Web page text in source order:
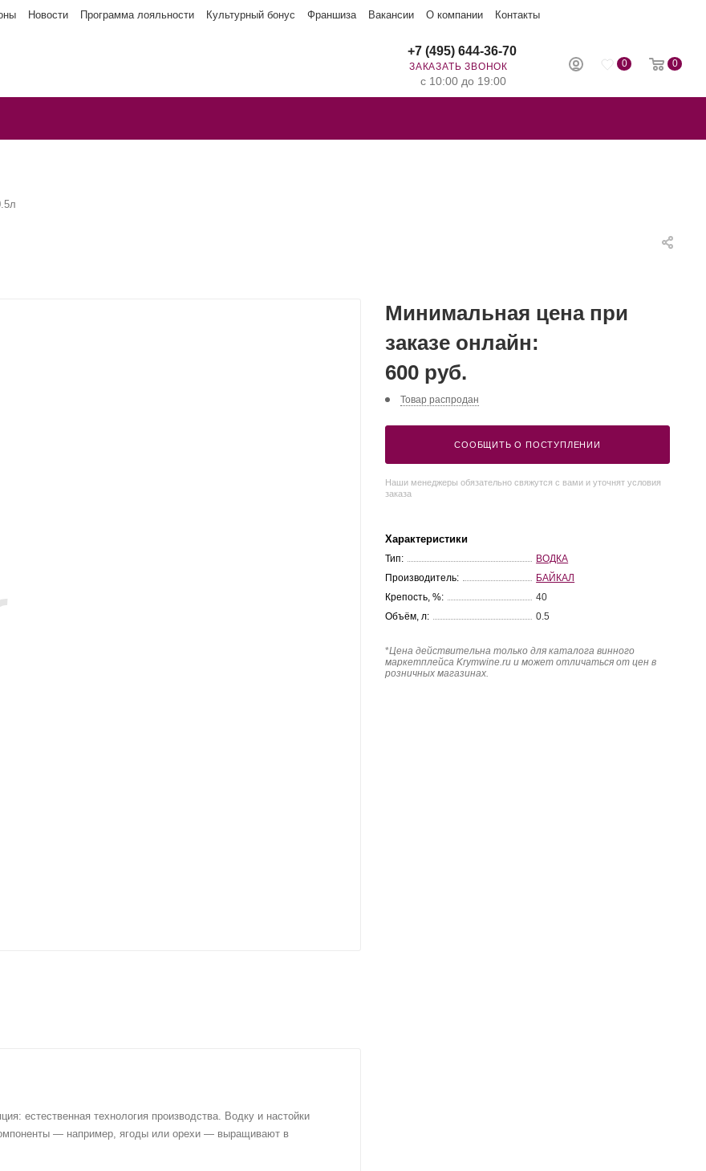
Новости Программа лояльности Культурный бонус Франшиза Вакансии О компании Контакты
0 0
+7 (495) 644-36-70
ЗАКАЗАТЬ ЗВОНОК
с 10:00 до 19:00
естественная технология производства. Водку и настойки
— например, ягоды или орехи — выращивают в
Минимальная цена при
заказе онлайн:
600 руб.
Товар распродан
СООБЩИТЬ О ПОСТУПЛЕНИИ
Наши менеджеры обязательно свяжутся с вами и уточнят условия
заказа
Характеристики
Тип:
ВОДКА
Производитель:
БАЙКАЛ
Крепость, %:
40
Объём, л:
0.5
*Цена действительна только для каталога винного
маркетплейса Krymwine.ru и может отличаться от цен в
розничных магазинах.